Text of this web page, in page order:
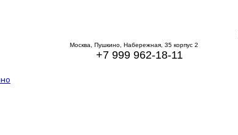
Москва, Пушкино, Набережная, 35 корпус 2
+7 999 962-18-11